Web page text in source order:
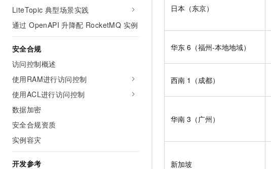
LiteTopic 典型场景实践
通过 OpenAPI 升降配 RocketMQ 实例
安全合规
访问控制概述
使用RAM进行访问控制
使用ACL进行访问控制
数据加密
安全合规资质
实例容灾
开发参考
日本（东京）
华东 6（福州-本地地域）
西南 1（成都）
华南 3（广州）
新加坡